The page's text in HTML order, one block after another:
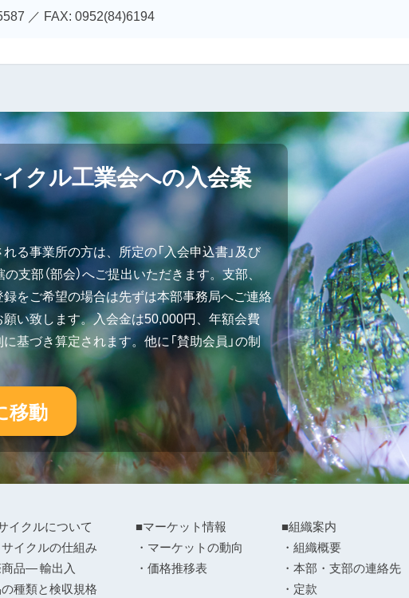
／ FAX: 0952(84)6194
クル工業会への入会案
る事業所の方は、所定の「入会申込書」及び
の支部（部会）へご提出いただきます。支部、
をご希望の場合は先ずは本部事務局へご連絡
い致します。入会金は50,000円、年額会費
基づき算定されます。他に「賛助会員」の制
移動
イクルについて
サイクルの仕組み
商品― 輸出入
の種類と検収規格
■マーケット情報
・マーケットの動向
・価格推移表
■組織案内
・組織概要
・本部・支部の連絡先
・定款